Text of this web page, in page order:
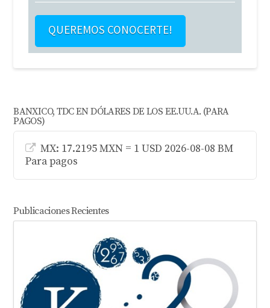
QUEREMOS CONOCERTE!
BANXICO, TDC EN DÓLARES DE LOS EE.UU.A. (PARA
PAGOS)
MX: 17.2195 MXN = 1 USD 2026-08-08 BM
Para pagos
Publicaciones Recientes